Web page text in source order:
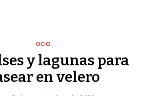
OCIO
y lagunas para
en velero